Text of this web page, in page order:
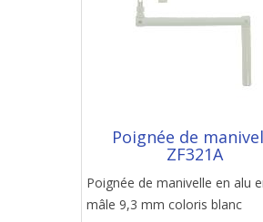
Poignée de
ZF321A
Poignée de manivelle en alu
mâle 9,3 mm coloris blanc